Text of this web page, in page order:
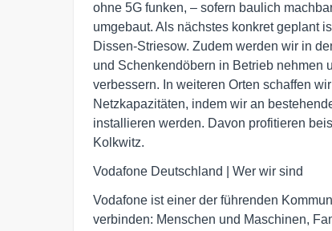
ohne 5G funken, – sofern baulich
umgebaut. Als nächstes konkret geplant
Dissen-Striesow. Zudem werden wir in
und Schenkendöbern in Betrieb nehmen
verbessern. In weiteren Orten schaffen
Netzkapazitäten, indem wir an
installieren werden. Davon profitieren
Kolkwitz.
Vodafone Deutschland | Wer wir sind
Vodafone ist einer der führenden
verbinden: Menschen und Maschinen,